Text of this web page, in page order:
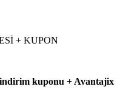
+ KUPON
kuponu + Avantajix